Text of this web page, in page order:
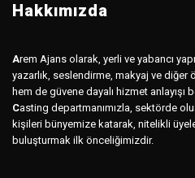
Hakkımızda
Arem Ajans olarak, yerli ve yabancı
yazarlık, seslendirme, makyaj ve
hem de güvene dayalı hizmet anlayışı
Casting departmanımızla, sektörde
kişileri bünyemize katarak, nitelikli
buluşturmak ilk önceliğimizdir.